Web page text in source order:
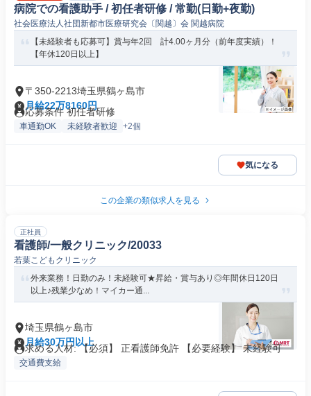
病院での看護助手 / 初任者研修 / 常勤(日勤+夜勤)
社会医療法人社団新都市医療研究会〔関越〕会 関越病院
【未経験者も応募可】賞与年2回 計4.00ヶ月分（前年度実績）！
【年休120日以上】
〒350-2213埼玉県鶴ヶ島市
月給22万8160円
応募条件 初任者研修
車通勤OK 未経験者歓迎 +2個
気になる
この企業の類似求人を見る
正社員
看護師/一般クリニック/20033
若葉こどもクリニック
外来業務！日勤のみ！未経験可★昇給・賞与あり◎年間休日120日
以上♪残業少なめ！マイカー通...
埼玉県鶴ヶ島市
月給30万円以上
求める人材: 【必須】 正看護師免許 【必要経験】 未経験可
交通費支給